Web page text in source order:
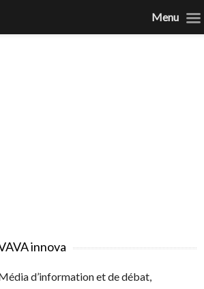
innova
d’information et de débat,
Menu